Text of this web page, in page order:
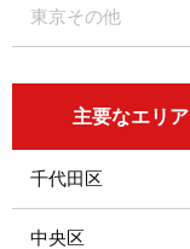
東京その他
主要なエリア
千代田区
中央区